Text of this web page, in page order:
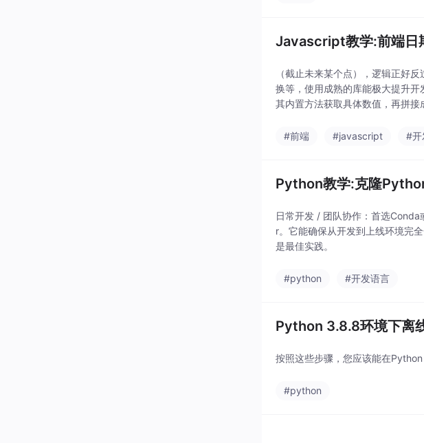
Javascript教学:前端日
（截止未来某个点），逻辑正好
换等，使用成熟的库能极大提升
其内置方法获取具体数值，再拼
#前端
#javascript #开
Python教学:克隆
日常开发 / 团队协作：首选
r。它能确保从开发到上线环境完
是最佳实践。
#python #开发语言
Python 3.8.8环境下离
按照这些步骤，您应该能在
#python